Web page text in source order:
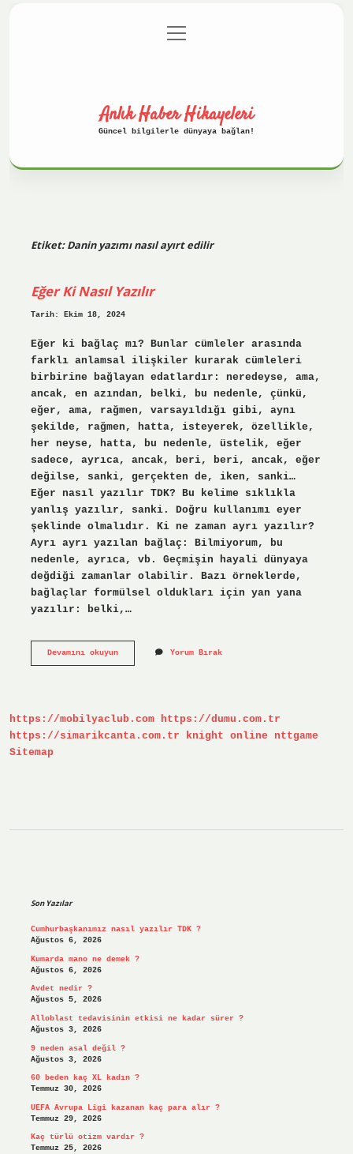
Gizlilik Politikası
menüyü
aç
Anlık Haber Hikayeleri
Güncel bilgilerle dünyaya bağlan!
Etiket:Danin yazımı nasıl ayırt edilir
Eğer Ki Nasıl Yazılır
Tarih: Ekim 18, 2024
Eğer ki bağlaç mı? Bunlar cümleler arasında
farklı anlamsal ilişkiler kurarak cümleleri
birbirine bağlayan edatlardır: neredeyse, ama,
ancak, en azından, belki, bu nedenle, çünkü,
eğer, ama, rağmen, varsayıldığı gibi, aynı
şekilde, rağmen, hatta, isteyerek, özellikle,
her neyse, hatta, bu nedenle, üstelik, eğer
sadece, ayrıca, ancak, beri, beri, ancak, eğer
değilse, sanki, gerçekten de, iken, sanki…
Eğer nasıl yazılır TDK? Bu kelime sıklıkla
yanlış yazılır, sanki. Doğru kullanımı eyer
şeklinde olmalıdır. Ki ne zaman ayrı yazılır?
Ayrı ayrı yazılan bağlaç: Bilmiyorum, bu
nedenle, ayrıca, vb. Geçmişin hayali dünyaya
değdiği zamanlar olabilir. Bazı örneklerde,
bağlaçlar formülsel oldukları için yan yana
yazılır: belki,…
Devamını okuyunEğer
Yorum Bırak
https://mobilyaclub.com https://dumu.com.tr
https://simarikcanta.com.tr
knight online
nttgame
Sitemap
Son Yazılar
Cumhurbaşkanımız nasıl yazılır TDK ?
Ağustos 6, 2026
Kumarda mano ne demek ?
Ağustos 6, 2026
Avdet nedir ?
Ağustos 5, 2026
Alloblast tedavisinin etkisi ne kadar sürer ?
Ağustos 3, 2026
9 neden asal değil ?
Ağustos 3, 2026
60 beden kaç XL kadın ?
Temmuz 30, 2026
UEFA Avrupa Ligi kazanan kaç para alır ?
Temmuz 29, 2026
Kaç türlü otizm vardır ?
Temmuz 25, 2026